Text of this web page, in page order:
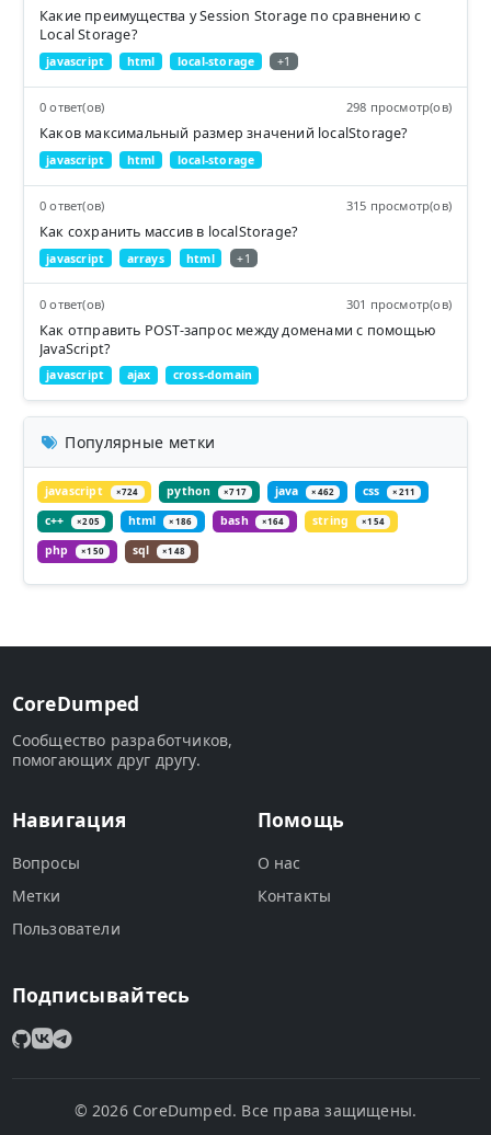
Какие преимущества у Session Storage по сравнению с
Local Storage?
javascript html local-storage +1
0 ответ(ов) 298 просмотр(ов)
Каков максимальный размер значений localStorage?
javascript html local-storage
0 ответ(ов) 315 просмотр(ов)
Как сохранить массив в localStorage?
javascript arrays html +1
0 ответ(ов) 301 просмотр(ов)
Как отправить POST-запрос между доменами с помощью
JavaScript?
javascript ajax cross-domain
Популярные метки
javascript ×724 python ×717 java ×462 css ×211
c++ ×205 html ×186 bash ×164 string ×154
php ×150 sql ×148
CoreDumped
Сообщество разработчиков,
помогающих друг другу.
Навигация
Вопросы
Метки
Пользователи
Помощь
О нас
Контакты
Подписывайтесь
© 2026 CoreDumped. Все права защищены.